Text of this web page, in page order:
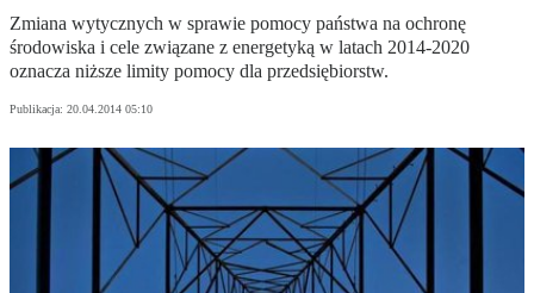
Zmiana wytycznych w sprawie pomocy państwa na ochronę
środowiska i cele związane z energetyką w latach 2014-2020
oznacza niższe limity pomocy dla przedsiębiorstw.
Publikacja: 20.04.2014 05:10